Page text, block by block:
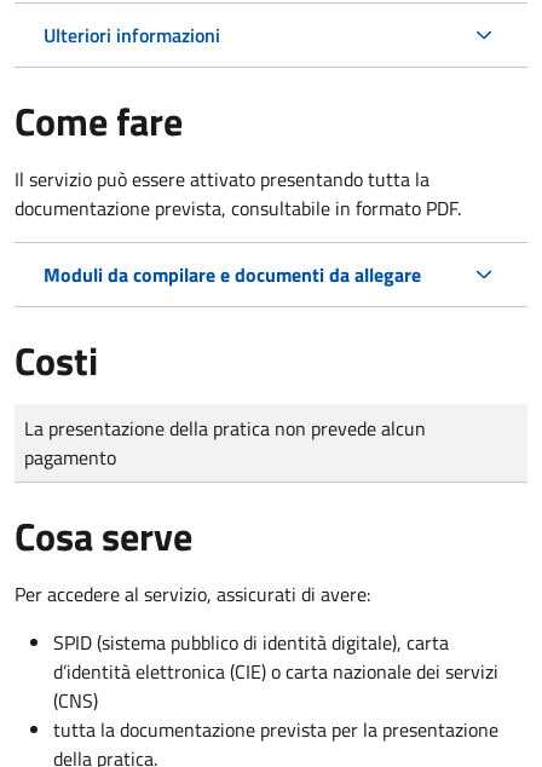
Ulteriori informazioni
Come fare
Il servizio può essere attivato presentando tutta la
documentazione prevista, consultabile in formato PDF.
Moduli da compilare e documenti da allegare
Costi
Tipo di pagamento
Importo
La presentazione della pratica non prevede alcun
pagamento
Cosa serve
Per accedere al servizio, assicurati di avere:
SPID (sistema pubblico di identità digitale), carta
d’identità elettronica (CIE) o carta nazionale dei servizi
(CNS)
tutta la documentazione prevista per la presentazione
della pratica.